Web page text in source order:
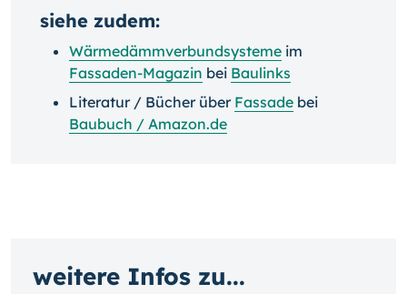
siehe zudem:
Wärmedämmverbundsysteme im
Fassaden-Magazin bei Baulinks
Literatur / Bücher über Fassade bei
Baubuch / Amazon.de
weitere Infos zu...